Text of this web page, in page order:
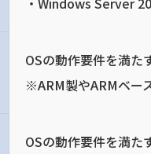
OSの動作要件を満た
※ARM製やARMベー
OSの動作要件を満た